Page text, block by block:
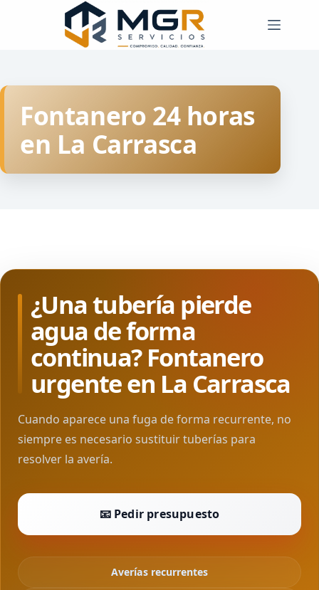
Fontanero 24 horas
en La Carrasca
¿Una tubería pierde
agua de forma
continua? Fontanero
urgente en La Carrasca
Cuando aparece una fuga de forma recurrente, no
siempre es necesario sustituir tuberías para
resolver la avería.
📧 Pedir presupuesto
Averías recurrentes